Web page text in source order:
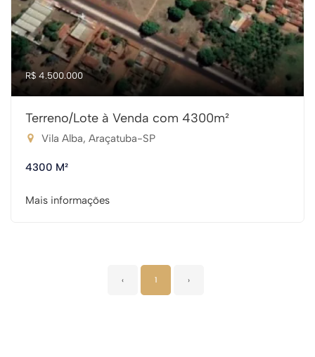
R$ 4.500.000
Terreno/Lote à Venda com 4300m²
Vila Alba, Araçatuba-SP
4300 M²
Mais informações
‹ 1 ›